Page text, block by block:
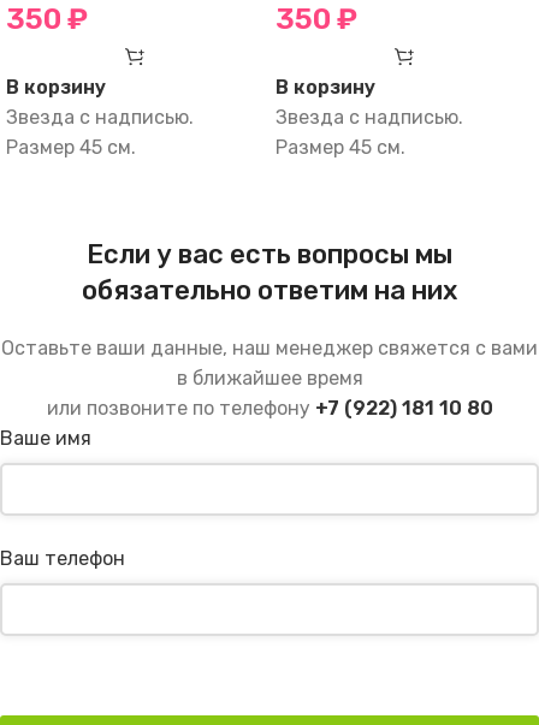
350 ₽
В корзину
Звезда с надписью.
Размер 45 см.
350 ₽
В корзину
Звезда с надписью.
Размер 45 см.
Если у вас есть вопросы мы
обязательно ответим на них
Оставьте ваши данные, наш менеджер свяжется с вами
в ближайшее время
или позвоните по телефону +7 (922) 181 10 80
Ваше имя
Ваш телефон